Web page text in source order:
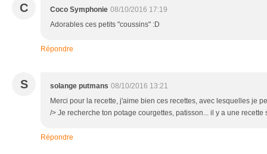
C Coco Symphonie 08/10/2016 17:19
Adorables ces petits "coussins" :D
Répondre
S solange putmans 08/10/2016 13:21
Merci pour la recette, j'aime bien ces recettes, avec lesquelles je
/> Je recherche ton potage courgettes, patisson... il y a une recette
Répondre